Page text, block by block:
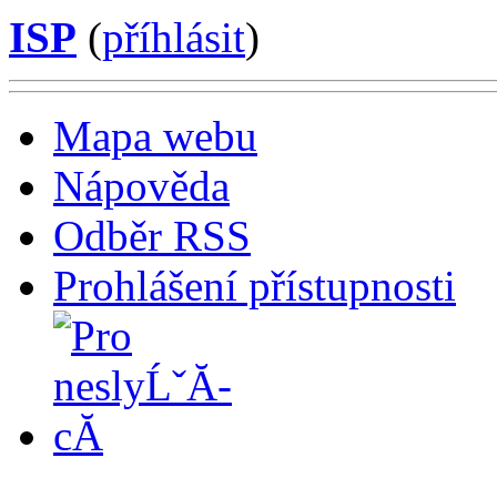
ISP (příhlásit)
Mapa webu
Nápověda
Odběr RSS
Prohlášení přístupnosti